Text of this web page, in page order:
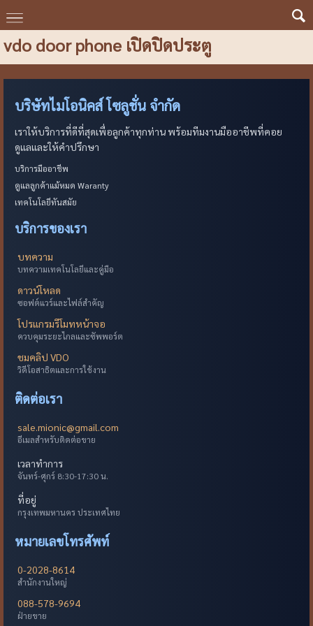
vdo door phone เปิดปิดประตู
บริษัทไมโอนิคส์ โซลูชั่น จำกัด
เราให้บริการที่ดีที่สุดเพื่อลูกค้าทุกท่าน พร้อมทีมงานมืออาชีพที่คอย
ดูแลและให้คำปรึกษา
บริการมืออาชีพ
ดูแลลูกค้าแม้หมด Waranty
เทคโนโลยีทันสมัย
บริการของเรา
บทความ
บทความเทคโนโลยีและคู่มือ
ดาวน์โหลด
ซอฟต์แวร์และไฟล์สำคัญ
โปรแกรมรีโมทหน้าจอ
ควบคุมระยะไกลและซัพพอร์ต
ชมคลิป VDO
วิดีโอสาธิตและการใช้งาน
ติดต่อเรา
sale.mionic@gmail.com
อีเมลสำหรับติดต่อขาย
เวลาทำการ
จันทร์-ศุกร์ 8:30-17:30 น.
ที่อยู่
กรุงเทพมหานคร ประเทศไทย
หมายเลขโทรศัพท์
0-2028-8614
สำนักงานใหญ่
088-578-9694
ฝ่ายขาย